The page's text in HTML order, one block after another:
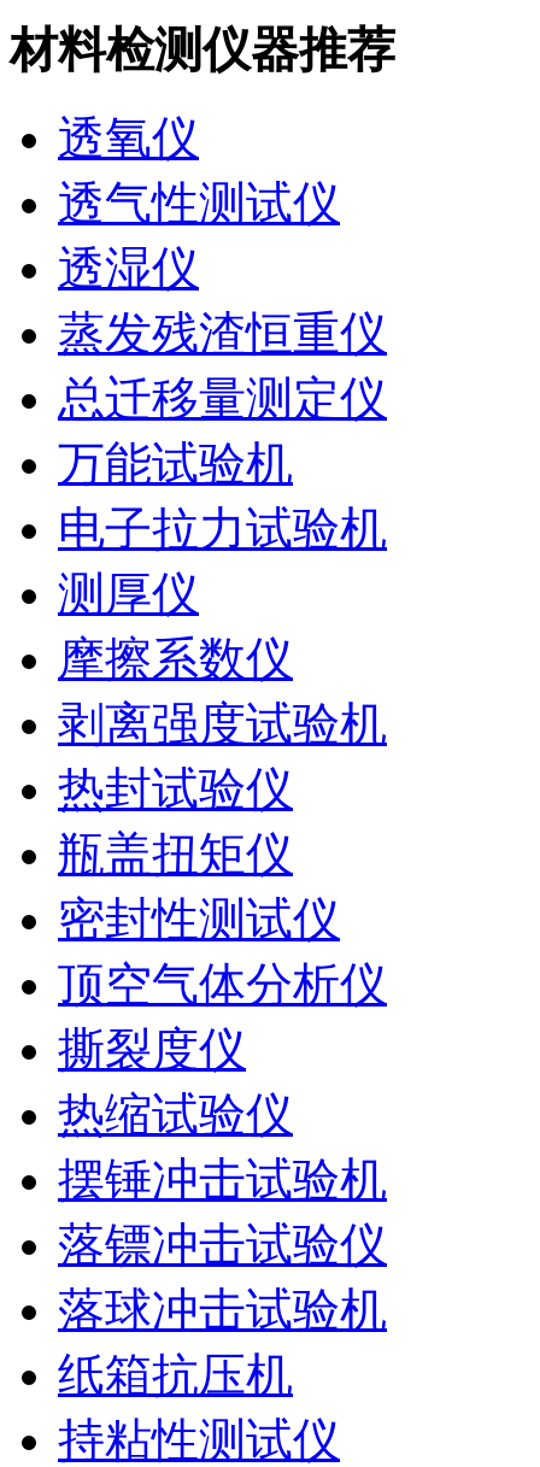
材料检测仪器推荐
透氧仪
透气性测试仪
透湿仪
蒸发残渣恒重仪
总迁移量测定仪
万能试验机
电子拉力试验机
测厚仪
摩擦系数仪
剥离强度试验机
热封试验仪
瓶盖扭矩仪
密封性测试仪
顶空气体分析仪
撕裂度仪
热缩试验仪
摆锤冲击试验机
落镖冲击试验仪
落球冲击试验机
纸箱抗压机
持粘性测试仪